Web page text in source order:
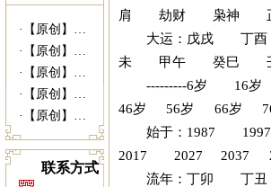
·
【原创】姥爷病危 灵符救命------易...
·
【原创】没有上过大学的千万富商---|西...
·
【原创】我什么时候结婚---西安算命准|...
·
【原创】未行财运就想发财 30万贷款打水...
·
【原创】我向她求婚她会答应吗？---西安...
联系方式
肩 劫财 枭神
大运：戊戌
未 甲午 癸巳
---------6岁 16
46岁 56岁 66岁
始于：1987
2017 2027 2037
流年：丁卯